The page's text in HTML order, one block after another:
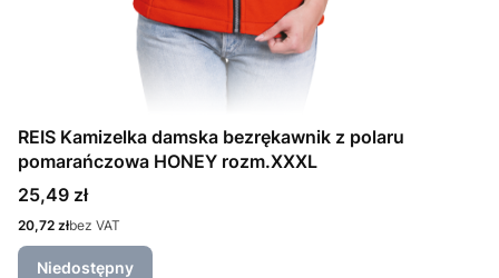
REIS Kamizelka damska bezrękawnik z polaru
pomarańczowa HONEY rozm.XXXL
Cena
25,49 zł
Cena
20,72 złbez VAT
Niedostępny